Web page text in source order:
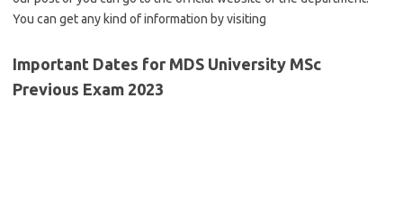
You can get any kind of information by visiting
Important Dates for MDS University MSc
Previous Exam 2023